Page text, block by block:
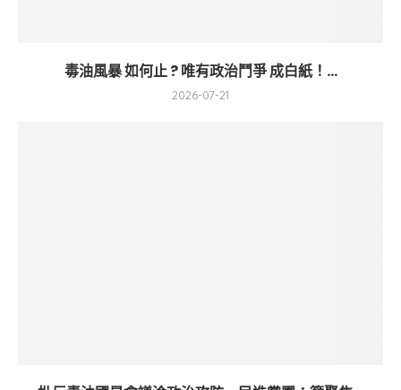
毒油風暴 如何止 ? 唯有政治鬥爭 成白紙！...
2026-07-21